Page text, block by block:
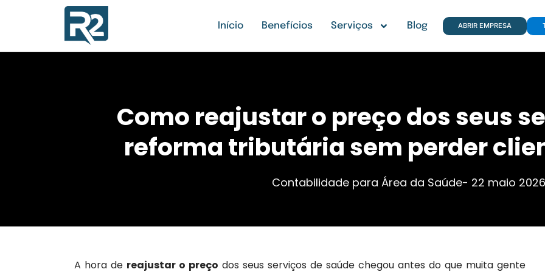
Início Benefícios Serviços Blog ABRIR EMPRESA
Como reajustar o preço dos seus
reforma tributária sem perder
Contabilidade para Área da Saúde- 22 maio 2026
A hora de reajustar o preço dos seus serviços de saúde chegou antes do que muita gente